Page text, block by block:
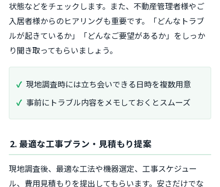
状態などをチェックします。また、不動産管理者様やご
入居者様からのヒアリングも重要です。「どんなトラブ
ルが起きているか」「どんなご要望があるか」をしっか
り聞き取ってもらいましょう。
現地調査時には立ち会いできる日時を複数用意
事前にトラブル内容をメモしておくとスムーズ
2. 最適な工事プラン・見積もり提案
現地調査後、最適な工法や機器選定、工事スケジュー
ル、費用見積もりを提出してもらいます。安さだけでな